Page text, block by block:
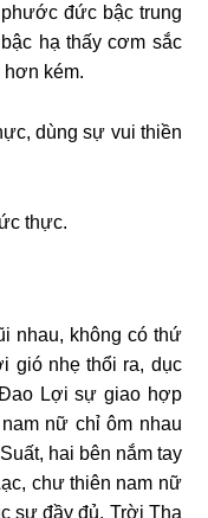
đức bậc trung
hạ thấy cơm sắc
kém.
dùng sự vui thiền
thực.
nhau, không có thứ
gió nhẹ thổi ra, dục
Lợi sự giao hợp
nữ chỉ ôm nhau
hai bên nắm tay
chư thiên nam nữ
sự đầy đủ. Trời Tha